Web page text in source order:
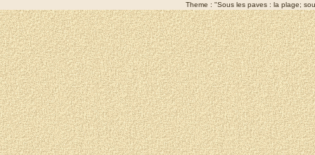
Theme : "Sous les paves : la plage;